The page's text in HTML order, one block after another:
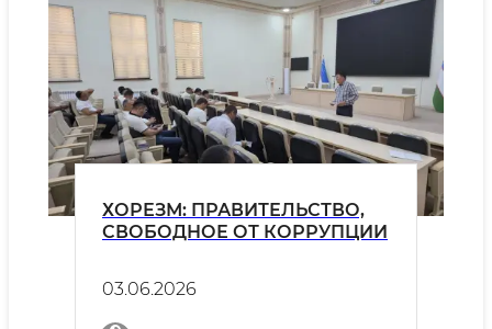
ХОРЕЗМ: ПРАВИТЕЛЬСТВО,
СВОБОДНОЕ ОТ КОРРУПЦИИ
03.06.2026